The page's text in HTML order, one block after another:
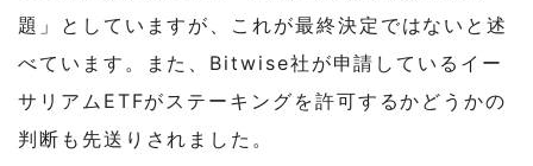
題」としていますが、これが最終決定ではないと述
べています。また、Bitwise社が申請しているイー
サリアムETFがステーキングを許可するかどうかの
判断も先送りされました。